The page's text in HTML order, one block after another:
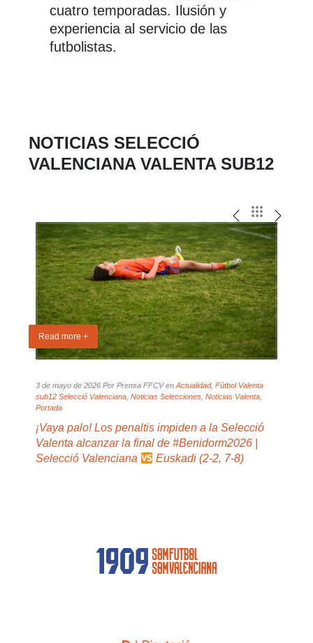
cuatro temporadas. Ilusión y
experiencia al servicio de las
futbolistas.
NOTICIAS SELECCIÓ
VALENCIANA VALENTA SUB12
Read more +
3 de mayo de 2026 Por Prensa FFCV enActualidad,Fútbol Valenta
sub12 Selecció Valenciana ,Noticias Selecciones ,Noticias Valenta
Portada
¡Vaya palo! Los penaltis impiden a la Selecció
Valenta alcanzar la final de #Benidorm2026 |
Selecció Valenciana
Euskadi (2-2, 7-8)